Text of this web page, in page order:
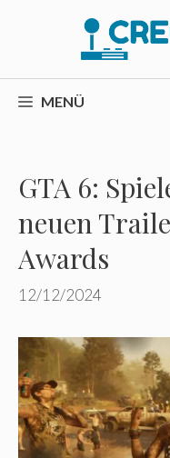
MENÜ
GTA 6:
neuen
Awards
12/12/2024